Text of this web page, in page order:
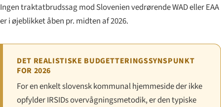
Ingen traktatbrudssag mod Slovenien vedrørende WAD eller EAA
er i øjeblikket åben pr. midten af 2026.
DET REALISTISKE BUDGETTERINGSSYNSPUNKT
FOR 2026
For en enkelt slovensk kommunal hjemmeside der ikke
opfylder IRSIDs overvågningsmetodik, er den typiske